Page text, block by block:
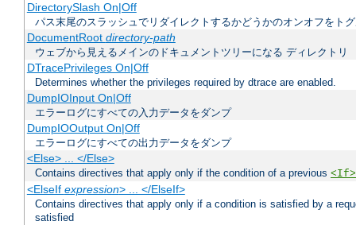
DirectorySlash On|Off
パス末尾のスラッシュでリダイレクトするかどうかのオンオフをト
DocumentRoot directory-path
ウェブから見えるメインのドキュメントツリーになる ディレクトリ
DTracePrivileges On|Off
Determines whether the privileges required by dtrace are enabled.
DumpIOInput On|Off
エラーログにすべての入力データをダンプ
DumpIOOutput On|Off
エラーログにすべての出力データをダンプ
<Else> ... </Else>
Contains directives that apply only if the condition of a previous <If>
<ElseIf expression> ... </ElseIf>
Contains directives that apply only if a condition is satisfied by a
satisfied